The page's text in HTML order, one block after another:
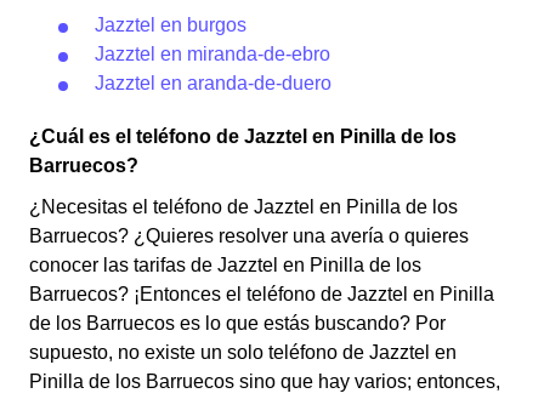
Jazztel en burgos
Jazztel en miranda-de-ebro
Jazztel en aranda-de-duero
¿Cuál es el teléfono de Jazztel en Pinilla de los
Barruecos?
¿Necesitas el teléfono de Jazztel en Pinilla de los
Barruecos? ¿Quieres resolver una avería o quieres
conocer las tarifas de Jazztel en Pinilla de los
Barruecos? ¡Entonces el teléfono de Jazztel en Pinilla
de los Barruecos es lo que estás buscando? Por
supuesto, no existe un solo teléfono de Jazztel en
Pinilla de los Barruecos sino que hay varios; entonces,